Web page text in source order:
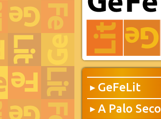
▶ GeFeLit
▶ A Palo Seco